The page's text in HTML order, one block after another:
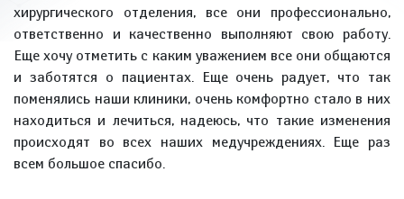
хирургического отделения, все они профессионально,
ответственно и качественно выполняют свою работу.
Еще хочу отметить с каким уважением все они общаются
и заботятся о пациентах. Еще очень радует, что так
поменялись наши клиники, очень комфортно стало в них
находиться и лечиться, надеюсь, что такие изменения
происходят во всех наших медучреждениях. Еще раз
всем большое спасибо.